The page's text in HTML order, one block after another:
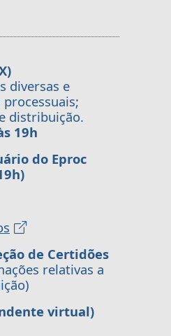
diversas e
distribuição.
19h
do Eproc
de Certidões
relativas a
virtual)